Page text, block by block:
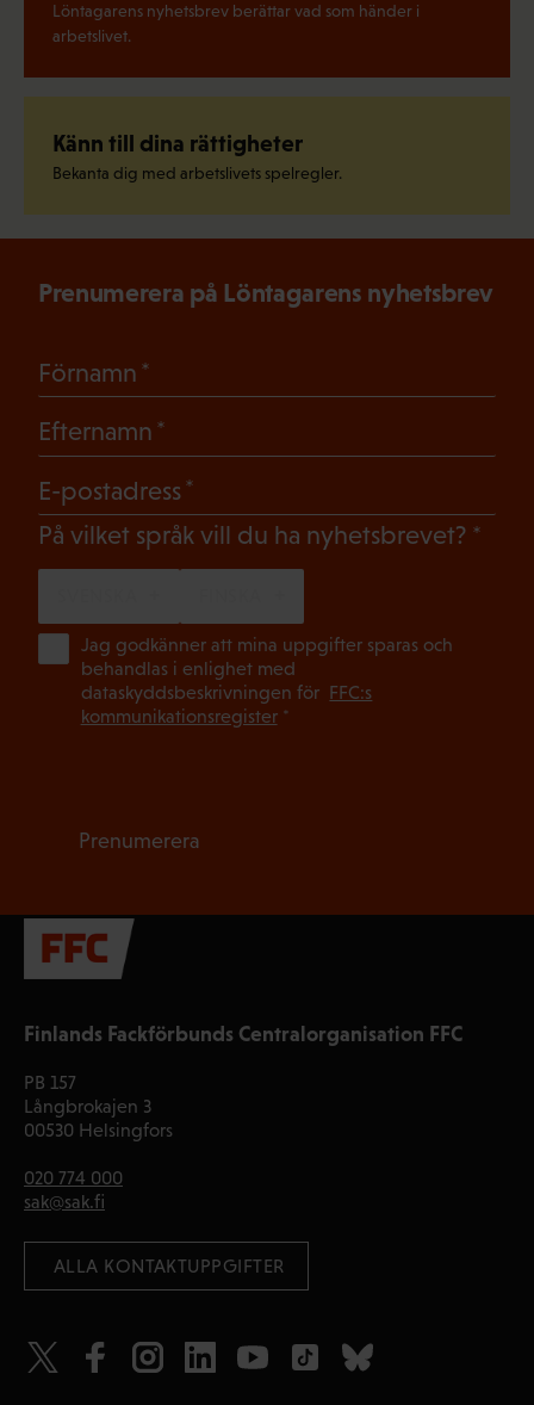
Löntagarens nyhetsbrev berättar vad som händer i
arbetslivet.
Känn till dina rättigheter
Bekanta dig med arbetslivets spelregler.
Finlands Fackförbunds Centralorganisation FFC
PB 157
Långbrokajen 3
00530 Helsingfors
020 774 000
sak@sak.fi
ALLA KONTAKTUPPGIFTER
Prenumerera på Löntagarens nyhetsbrev
Förnamn
Efternamn
E-postadress
På vilket språk vill du ha nyhetsbrevet?
Jag godkänner att mina uppgifter sparas och
behandlas i enlighet med
dataskyddsbeskrivningen för FFC:s
kommunikationsregister*
Prenumerera